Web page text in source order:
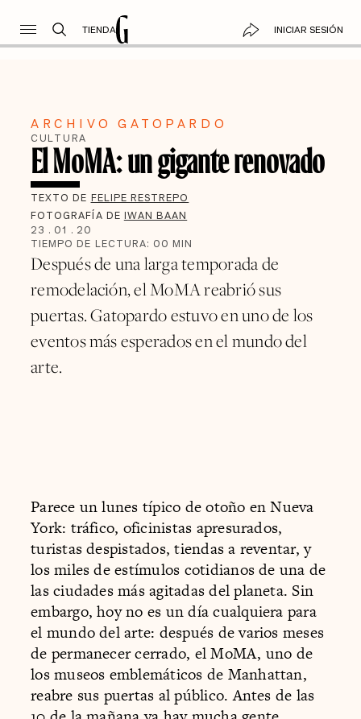
TIENDA INICIAR SESIÓN
ARCHIVO GATOPARDO
CULTURA
El MoMA: un gigante renovado
TEXTO DE FELIPE RESTREPO
FOTOGRAFÍA DE IWAN BAAN
23 . 01 . 20
TIEMPO DE LECTURA: 00 MIN
Después de una larga temporada de
remodelación, el MoMA reabrió sus
puertas. Gatopardo estuvo en uno de los
eventos más esperados en el mundo del
arte.
Parece un lunes típico de otoño en Nueva
York: tráfico, oficinistas apresurados,
turistas despistados, tiendas a reventar, y
los miles de estímulos cotidianos de una de
las ciudades más agitadas del planeta. Sin
embargo, hoy no es un día cualquiera para
el mundo del arte: después de varios meses
de permanecer cerrado, el MoMA, uno de
los museos emblemáticos de Manhattan,
reabre sus puertas al público. Antes de las